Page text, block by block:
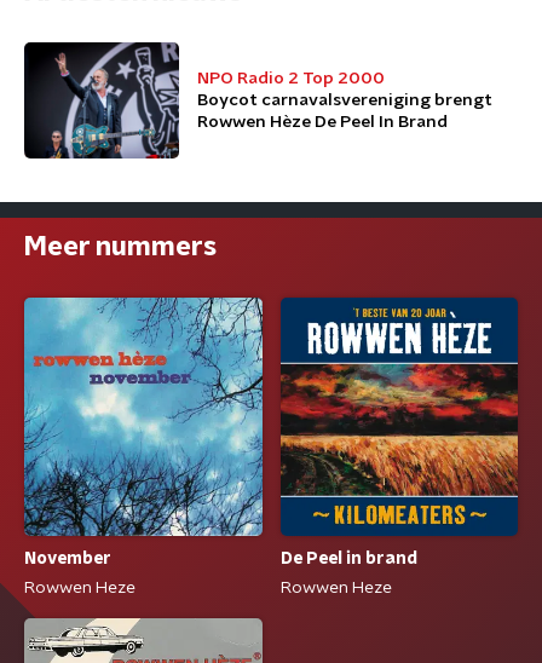
NPO Radio 2 Top 2000
Boycot carnavalsvereniging brengt
Rowwen Hèze De Peel In Brand
Meer nummers
November
Rowwen Heze
De Peel in brand
Rowwen Heze